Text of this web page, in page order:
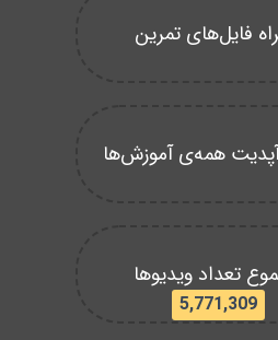
فایل‌های تمرین
همه‌ی آموزش‌ها
تعداد ویدیوها
5,771,309